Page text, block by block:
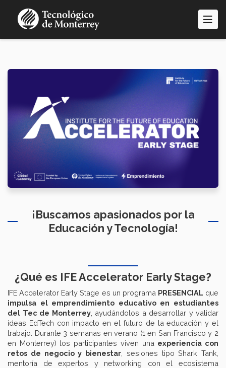
contenido
¡Buscamos apasionados por la
Educación y Tecnología!
¿Qué es IFE Accelerator Early Stage?
IFE Accelerator Early Stage es un programa PRESENCIAL que
impulsa el emprendimiento educativo en estudiantes
del Tec de Monterrey, ayudándolos a desarrollar y validar
ideas EdTech con impacto en el futuro de la educación y el
trabajo. Durante 3 semanas en verano (1 en San Francisco y 2
en Monterrey) los participantes viven una experiencia con
retos de negocio y bienestar , sesiones tipo Shark Tank,
mentoría de expertos y networking con el ecosistema